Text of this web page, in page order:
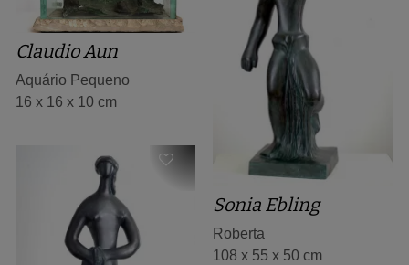
Claudio Aun
Aquário Pequeno
16 x 16 x 10 cm
Sonia Ebling
Roberta
108 x 55 x 50 cm